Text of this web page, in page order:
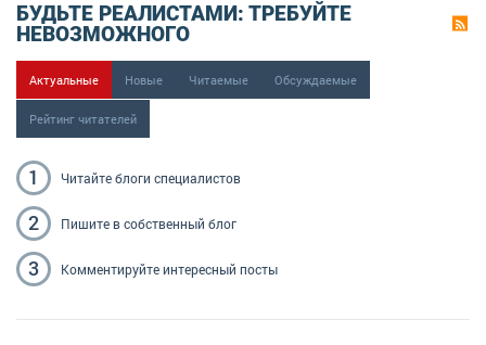
БУДЬТЕ РЕАЛИСТАМИ: ТРЕБУЙТЕ
НЕВОЗМОЖНОГО
Актуальные Новые Читаемые Обсуждаемые
Рейтинг читателей
1 Читайте блоги специалистов
2 Пишитев собственный блог
3 Комментируйтеинтересный посты